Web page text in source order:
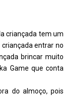
criançada tem um
entrar no
brincar muito
Game que conta
do almoço, pois